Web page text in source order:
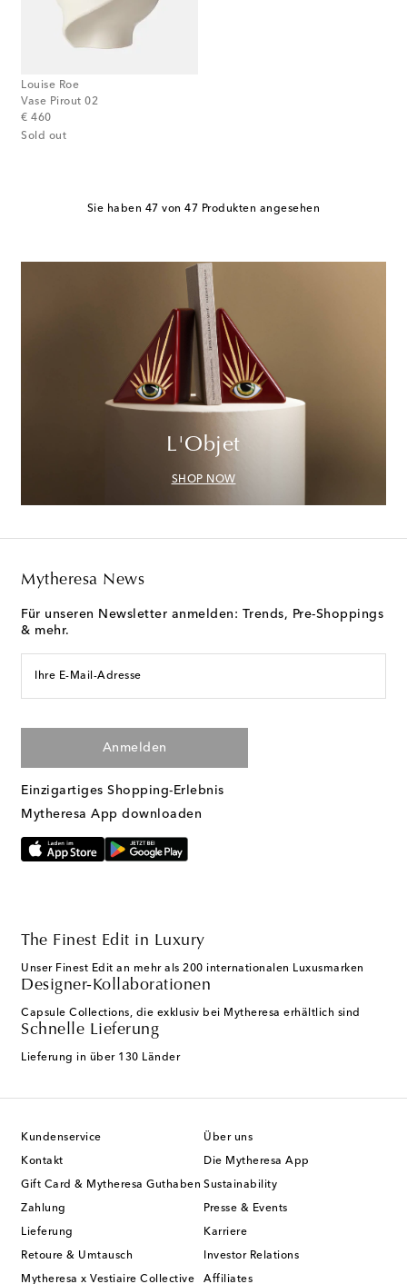
Louise Roe
Vase Pirout 02
€ 460
original price
Sold out
Sie haben 47 von 47 Produkten angesehen
L'Objet
SHOP NOW
Mytheresa News
Für unseren Newsletter anmelden: Trends, Pre-Shoppings
& mehr.
Ihre E-Mail-Adresse
Anmelden
Einzigartiges Shopping-Erlebnis
Mytheresa App downloaden
The Finest Edit in Luxury
Unser Finest Edit an mehr als 200 internationalen Luxusmarken
Designer-Kollaborationen
Capsule Collections, die exklusiv bei Mytheresa erhältlich sind
Schnelle Lieferung
Lieferung in über 130 Länder
Kundenservice
Kontakt
Gift Card & Mytheresa Guthaben
Zahlung
Lieferung
Retoure & Umtausch
Mytheresa x Vestiaire Collective
Über uns
Die Mytheresa App
Sustainability
Presse & Events
Karriere
Investor Relations
Affiliates